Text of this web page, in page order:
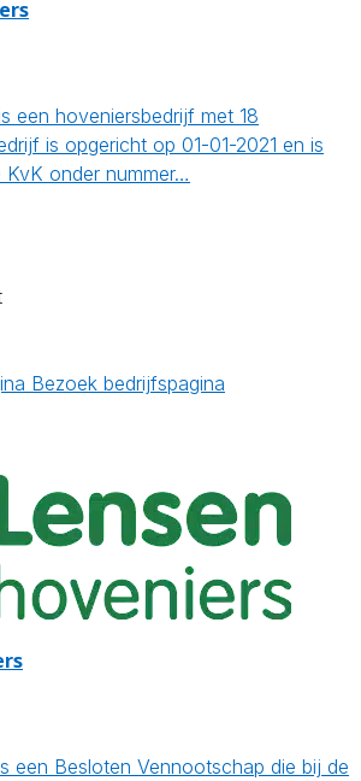
een hoveniersbedrijf met 18
is opgericht op 01-01-2021 en is
onder nummer…
Bezoek bedrijfspagina
een Besloten Vennootschap die bij de